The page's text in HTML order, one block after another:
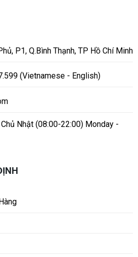
P1, Q.Bình Thạnh, TP Hồ Chí Minh
(Vietnamese - English)
Nhật (08:00-22:00) Monday -